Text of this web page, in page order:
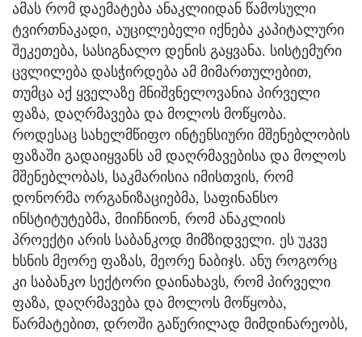
ამას რომ დაემატება ანაკლიიდან წამოსული
ტვირთნაკადი, აუცილებელი იქნება კაპიტალური
შეკეთება, სასიგნალო დენის გაყვანა. სისტემური
ცვლილება დასჭირდება ამ მიმართულებით,
თუმცა აქ ყველაზე მნიშვნელოვანია პირველი
ფაზა, დაღრმავება და მოლოს მოწყობა.
როდესაც სახელმწიფო ინტენსიური მშენებლობის
ფაზაში გადაიყვანს ამ დაღრმავებისა და მოლოს
მშენებლობას, საკმარისია იმისთვის, რომ
დონორმა ორგანიზაციებმა, საფინანსო
ინსტიტუტებმა, მიიჩნიონ, რომ ანაკლიის
პროექტი არის საბანკოდ მიმზიდველი. ეს უკვე
ხსნის მეორე ფაზას, მეორე ნაბიჯს. ანუ როგორც
კი საბანკო სექტორი დაინახავს, რომ პირველი
ფაზა, დაღრმავება და მოლოს მოწყობა,
წარმატებით, დროში გაწერილად მიმდინარეობს,